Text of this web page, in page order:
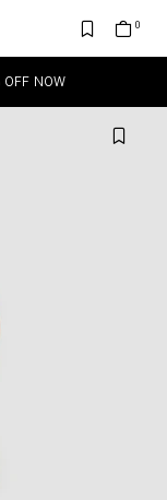
OFF NOW